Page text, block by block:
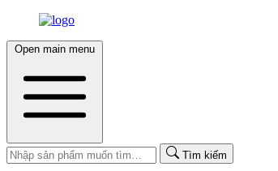
Open main menu
Tìm kiếm